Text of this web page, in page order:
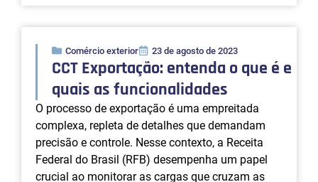
No mundo do comércio exterior, otimizar
recursos financeiros é essencial para manter a
saúde financeira das empresas. Uma das
estratégias para conquistar esse alívio financeiro
é através do regime de ICMS diferido. Essa
ferramenta permite a importação de insumos e
produtos com o diferimento do Imposto sobre
Circulação de Mercadorias e Serviços (ICMS),
proporcionando um […]